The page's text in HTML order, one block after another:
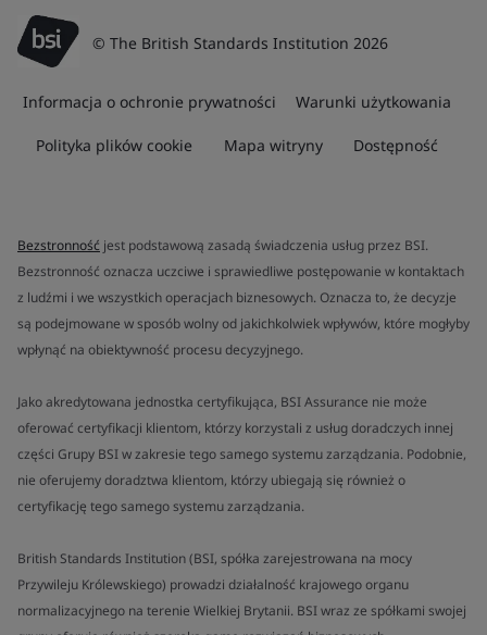
© The British Standards Institution 2026
Informacja o ochronie prywatności Warunki użytkowania
Polityka plików cookie Mapa witryny Dostępność
Bezstronność jest podstawową zasadą świadczenia usług przez BSI.
Bezstronność oznacza uczciwe i sprawiedliwe postępowanie w kontaktach
z ludźmi i we wszystkich operacjach biznesowych. Oznacza to, że decyzje
są podejmowane w sposób wolny od jakichkolwiek wpływów, które mogłyby
wpłynąć na obiektywność procesu decyzyjnego.
Jako akredytowana jednostka certyfikująca, BSI Assurance nie może
oferować certyfikacji klientom, którzy korzystali z usług doradczych innej
części Grupy BSI w zakresie tego samego systemu zarządzania. Podobnie,
nie oferujemy doradztwa klientom, którzy ubiegają się również o
certyfikację tego samego systemu zarządzania.
British Standards Institution (BSI, spółka zarejestrowana na mocy
Przywileju Królewskiego) prowadzi działalność krajowego organu
normalizacyjnego na terenie Wielkiej Brytanii. BSI wraz ze spółkami swojej